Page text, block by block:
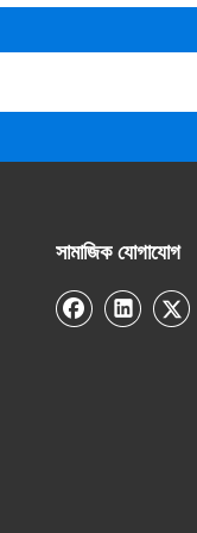
সামাজিক যোগাযোগ